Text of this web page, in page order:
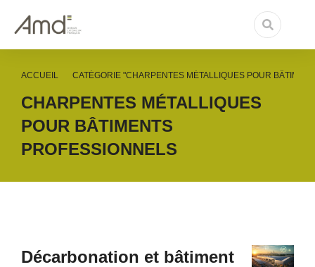
Vous êtes ici :
ACCUEIL CATÉGORIE "CHARPENTES MÉTALLIQUES POUR
CHARPENTES MÉTALLIQUES
POUR BÂTIMENTS
PROFESSIONNELS
Décarbonation et bâtiment